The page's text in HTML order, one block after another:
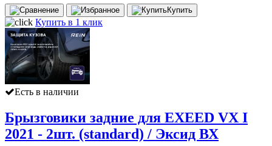
Купить
Купить в 1 клик
Есть в наличии
Брызговики задние для EXEED VX I
2021 - 2шт. (standard) / Эксид ВХ